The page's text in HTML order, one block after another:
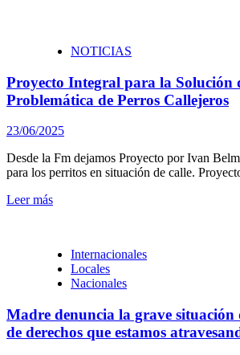
NOTICIAS
Proyecto Integral para la Solución
Problemática de Perros Callejeros
23/06/2025
Desde la Fm dejamos Proyecto por Ivan
para los perritos en situación de calle.
Leer más
Internacionales
Locales
Nacionales
Madre denuncia la grave situación
de derechos que estamos